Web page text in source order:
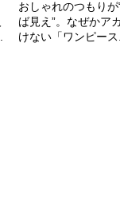
おしゃれのつもりが
ば見え”。なぜかア
けない「ワンピース